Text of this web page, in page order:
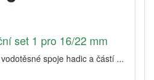
set 1 pro 16/22 mm
spoje hadic a částí ...